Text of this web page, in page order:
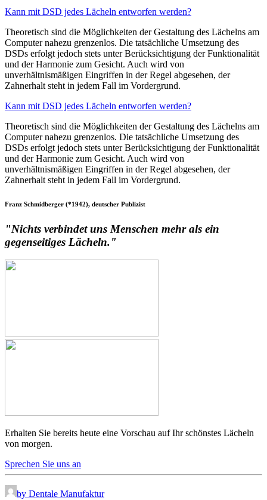
Kann mit DSD jedes Lächeln entworfen werden?
Theoretisch sind die Möglichkeiten der Gestaltung des Lächelns am
Computer nahezu grenzenlos. Die tatsächliche Umsetzung des
DSDs erfolgt jedoch stets unter Berücksichtigung der Funktionalität
und der Harmonie zum Gesicht. Auch wird von
unverhältnismäßigen Eingriffen in der Regel abgesehen, der
Zahnerhalt steht in jedem Fall im Vordergrund.
Kann mit DSD jedes Lächeln entworfen werden?
Theoretisch sind die Möglichkeiten der Gestaltung des Lächelns am
Computer nahezu grenzenlos. Die tatsächliche Umsetzung des
DSDs erfolgt jedoch stets unter Berücksichtigung der Funktionalität
und der Harmonie zum Gesicht. Auch wird von
unverhältnismäßigen Eingriffen in der Regel abgesehen, der
Zahnerhalt steht in jedem Fall im Vordergrund.
Franz Schmidberger (*1942), deutscher Publizist
"Nichts verbindet uns Menschen mehr als ein
gegenseitiges Lächeln."
Erhalten Sie bereits heute eine Vorschau auf Ihr schönstes Lächeln
von morgen.
Sprechen Sie uns an
by Dentale Manufaktur